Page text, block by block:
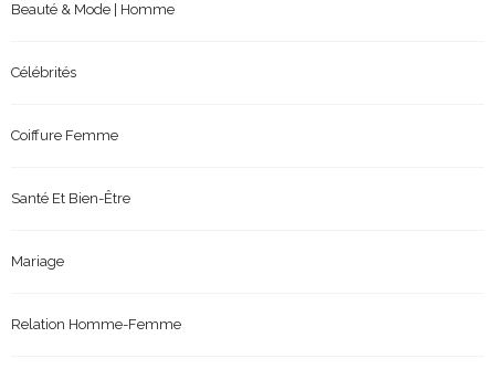
Beauté & Mode | Homme
Célébrités
Coiffure Femme
Santé Et Bien-Être
Mariage
Relation Homme-Femme